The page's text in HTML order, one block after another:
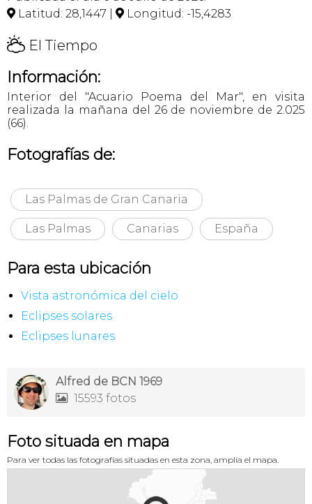
 Latitud: 28,1447 |  Longitud: -15,4283
H El Tiempo
Información:
Interior del "Acuario Poema del Mar", en visita
realizada la mañana del 26 de noviembre de 2.025
(66).
Fotografías de:
Las Palmas de Gran Canaria
Las Palmas Canarias España
Para esta ubicación
Vista astronómica del cielo
Eclipses solares
Eclipses lunares
Alfred de BCN 1969
 15593 fotos
Foto situada en mapa
Para ver todas las fotografías situadas en esta zona, amplía el mapa.